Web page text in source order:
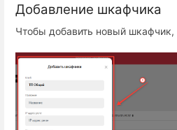
Добавление шкафчика
Чтобы добавить новый